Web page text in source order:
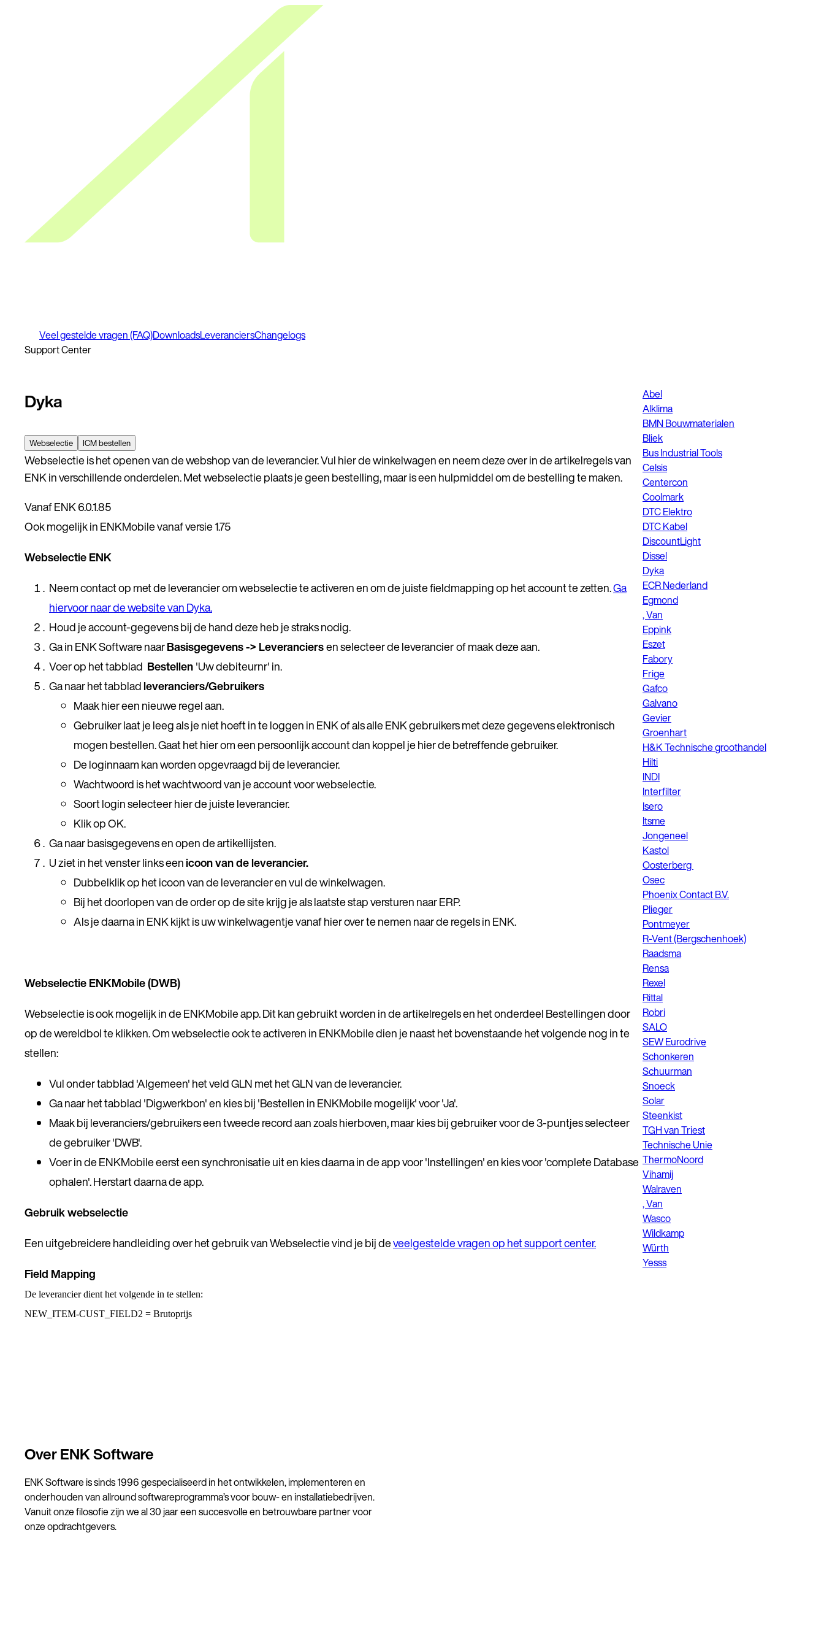
Veel gestelde vragen (FAQ)DownloadsLeveranciersChangelogs
Support Center
Dyka
Webselectie ICM bestellen
Webselectie is het openen van de webshop van de leverancier. Vul hier de winkelwagen en neem deze over in de artikelregels van
ENK in verschillende onderdelen. Met webselectie plaats je geen bestelling, maar is een hulpmiddel om de bestelling te maken.
Vanaf ENK 6.0.1.85
Ook mogelijk in ENKMobile vanaf versie 1.75
Webselectie ENK
Neem contact op met de leverancier om webselectie te activeren en om de juiste fieldmapping op het account te zetten.Ga
hiervoor naar de website van Dyka.
Houd je account-gegevens bij de hand deze heb je straks nodig.
Ga in ENK Software naarBasisgegevens -> Leveranciersen selecteer de leverancierof maak deze aan.
Voer op het tabblad Bestellen'Uw debiteurnr' in.
Ga naar het tabbladleveranciers/Gebruikers
Maak hier een nieuwe regel aan.
Gebruiker laat je leeg als je niet hoeft in te loggen in ENK of als alle ENK gebruikers met deze gegevens elektronisch
mogen bestellen. Gaat het hier om een persoonlijk account dan koppel je hier de betreffende gebruiker.
De loginnaam kan worden opgevraagd bij de leverancier.
Wachtwoord is het wachtwoord van je account voor webselectie.
Soort login selecteer hier de juiste leverancier.
Klik op OK.
Ga naar basisgegevens en open de artikellijsten.
U ziet in het venster links eenicoon van de leverancier.
Dubbelklik op het icoon van de leverancier en vul de winkelwagen.
Bij het doorlopen van de order op de site krijg je als laatste stap versturen naar ERP.
Als je daarna in ENK kijkt is uw winkelwagentje vanaf hier over te nemen naar de regels in ENK.
Webselectie ENKMobile (DWB)
Webselectie is ook mogelijk in de ENKMobile app. Dit kan gebruikt worden in de artikelregels en het onderdeel Bestellingen door
op de wereldbol te klikken. Om webselectie ook te activeren in ENKMobile dien je naast het bovenstaande het volgende nog in te
stellen:
Vul onder tabblad 'Algemeen' het veld GLN met het GLN van de leverancier.
Ga naar het tabblad 'Dig.werkbon' en kies bij 'Bestellen in ENKMobile mogelijk' voor 'Ja'.
Maak bij leveranciers/gebruikers een tweede record aan zoals hierboven, maar kies bij gebruiker voor de 3-puntjes selecteer
de gebruiker 'DWB'.
Voer in de ENKMobile eerst een synchronisatie uit en kies daarna in de app voor 'Instellingen' en kies voor 'complete Database
ophalen'. Herstart daarna de app.
Gebruik webselectie
Een uitgebreidere handleiding over het gebruik van Webselectie vind je bij deveelgestelde vragen op het support center.
Field Mapping
De leverancier dient het volgende in te stellen:
NEW_ITEM-CUST_FIELD2 = Brutoprijs
Abel
Alklima
BMN Bouwmaterialen
Bliek
Bus Industrial Tools
Celsis
Centercon
Coolmark
DTC Elektro
DTC Kabel
DiscountLight
Dissel
Dyka
ECR Nederland
Egmond
, Van
Eppink
Eszet
Fabory
Frige
Gafco
Galvano
Gevier
Groenhart
H&K Technische groothandel
Hilti
INDI
Interfilter
Isero
Itsme
Jongeneel
Kastol
Oosterberg
Osec
Phoenix Contact B.V.
Plieger
Pontmeyer
R-Vent (Bergschenhoek)
Raadsma
Rensa
Rexel
Rittal
Robri
SALO
SEW Eurodrive
Schonkeren
Schuurman
Snoeck
Solar
Steenkist
TGH van Triest
Technische Unie
ThermoNoord
Vihamij
Walraven
, Van
Wasco
Wildkamp
Würth
Yesss
Over ENK Software
ENK Software is sinds 1996 gespecialiseerd in het ontwikkelen, implementeren en
onderhouden van allround softwareprogramma’s voor bouw- en installatiebedrijven.
Vanuit onze filosofie zijn we al 30 jaar een succesvolle en betrouwbare partner voor
onze opdrachtgevers.